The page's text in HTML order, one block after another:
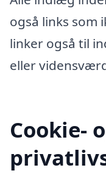
også links som
linker også til
eller
Cookie-